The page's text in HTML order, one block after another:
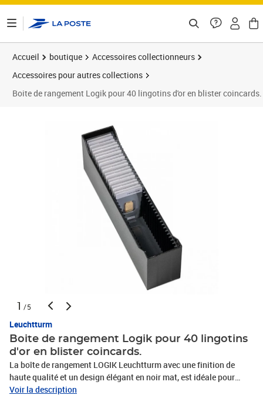
Accueil boutique
Accessoires collectionneurs
Accessoires pour autres collections
Boite de rangement Logik pour 40 lingotins d'or en blister coincards.
1 /5
Leuchtturm
Boite de rangement Logik pour 40 lingotins
d'or en blister coincards.
La boîte de rangement LOGIK Leuchtturm avec une finition de
haute qualité et un design élégant en noir mat, est idéale pour
stocker 40 lingotins or sous blister ou coin cards (85 x84 mm). Les
Voir la description